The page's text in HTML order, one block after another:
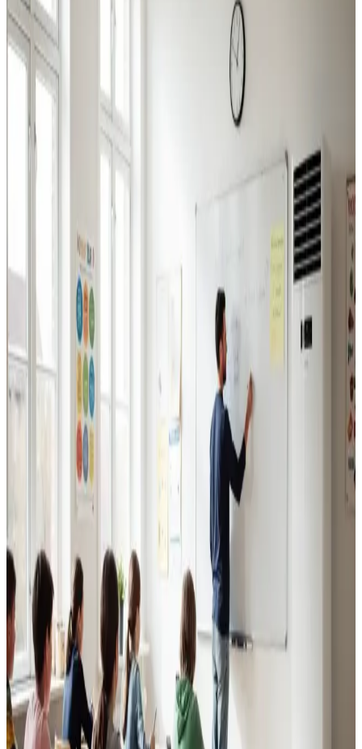
Ventilation til fabrikker, haller og lagerbygninger i
Løgstør. Professionel dimensionering.
Læs mere
Erhvervsventilation
Kontorer, klinikker, butikker og restauranter i Løgstør.
Godt indeklima for alle.
Læs mere